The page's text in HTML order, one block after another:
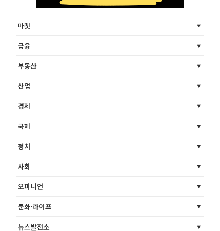
마켓
금융
부동산
산업
경제
국제
정치
사회
오피니언
문화·라이프
뉴스발전소